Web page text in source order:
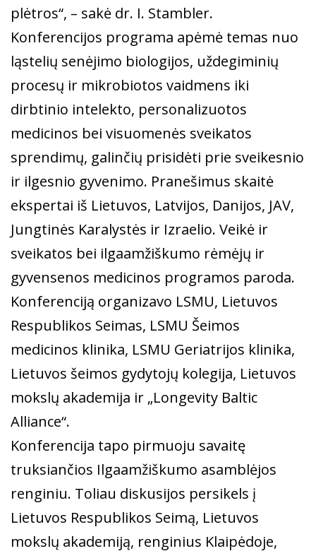
plėtros“, – sakė dr. I. Stambler.
Konferencijos programa apėmė temas nuo
ląstelių senėjimo biologijos, uždegiminių
procesų ir mikrobiotos vaidmens iki
dirbtinio intelekto, personalizuotos
medicinos bei visuomenės sveikatos
sprendimų, galinčių prisidėti prie sveikesnio
ir ilgesnio gyvenimo. Pranešimus skaitė
ekspertai iš Lietuvos, Latvijos, Danijos, JAV,
Jungtinės Karalystės ir Izraelio. Veikė ir
sveikatos bei ilgaamžiškumo rėmėjų ir
gyvensenos medicinos programos paroda.
Konferenciją organizavo LSMU, Lietuvos
Respublikos Seimas, LSMU Šeimos
medicinos klinika, LSMU Geriatrijos klinika,
Lietuvos šeimos gydytojų kolegija, Lietuvos
mokslų akademija ir „Longevity Baltic
Alliance“.
Konferencija tapo pirmuoju savaitę
truksiančios Ilgaamžiškumo asamblėjos
renginiu. Toliau diskusijos persikels į
Lietuvos Respublikos Seimą, Lietuvos
mokslų akademiją, renginius Klaipėdoje,